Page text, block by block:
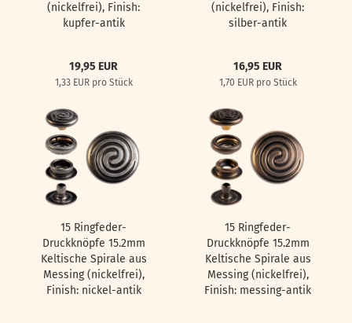
(nickelfrei), Finish:
kupfer-antik
19,95 EUR
1,33 EUR pro Stück
(nickelfrei), Finish:
silber-antik
16,95 EUR
1,70 EUR pro Stück
15 Ringfeder-
Druckknöpfe 15.2mm
Keltische Spirale aus
Messing (nickelfrei),
Finish: nickel-antik
15 Ringfeder-
Druckknöpfe 15.2mm
Keltische Spirale aus
Messing (nickelfrei),
Finish: messing-antik